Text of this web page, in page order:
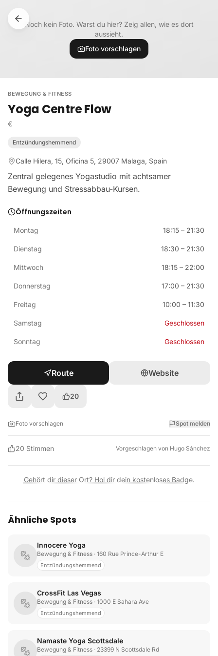
Noch kein Foto. Warst du hier? Zeig allen, wie es dort
aussieht.
Foto vorschlagen
BEWEGUNG & FITNESS
Yoga Centre Flow
€
Entzündungshemmend
Calle Hilera, 15, Oficina 5, 29007 Malaga, Spain
Zentral gelegenes Yogastudio mit achtsamer
Bewegung und Stressabbau-Kursen.
Öffnungszeiten
Montag 18:15 – 21:30
Dienstag 18:30 – 21:30
Mittwoch 18:15 – 22:00
Donnerstag 17:00 – 21:30
Freitag 10:00 – 11:30
Samstag Geschlossen
Sonntag Geschlossen
Route Website
20
Foto vorschlagen Spot melden
20 Stimmen Vorgeschlagen von Hugo Sánchez
Gehört dir dieser Ort? Hol dir dein kostenloses Badge.
Ähnliche Spots
Innocere Yoga
Bewegung & Fitness · 160 Rue Prince-Arthur E
Entzündungshemmend
CrossFit Las Vegas
Bewegung & Fitness · 1000 E Sahara Ave
Entzündungshemmend
Namaste Yoga Scottsdale
Bewegung & Fitness · 23399 N Scottsdale Rd